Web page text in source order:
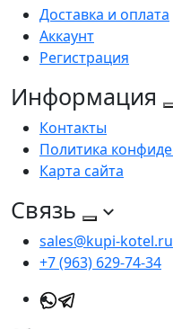
Доставка и оплата
Аккаунт
Регистрация
Информация
Контакты
Политика
Карта сайта
Связь
sales@kupi-kotel.ru
+7 (963) 629-74-34